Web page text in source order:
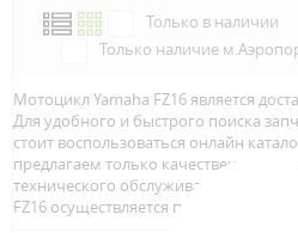
Только в наличии
Только наличие
Мотоцикл Yamaha FZ16 является
Для удобного и быстрого поиска
стоит воспользоваться онлайн
предлагаем только качественный
технического обслуживание вашего
FZ16 осуществляется по всей Росcии.